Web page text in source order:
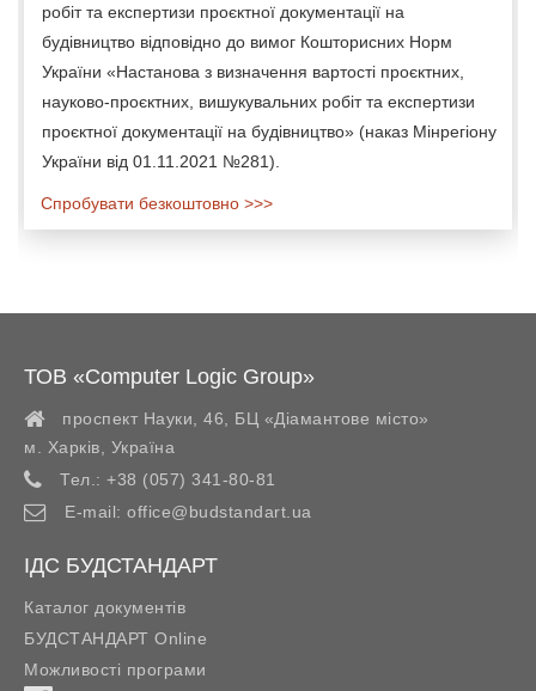
робіт та експертизи проєктної документації на
будівництво відповідно до вимог Кошторисних Норм
України «Настанова з визначення вартості проєктних,
науково-проєктних, вишукувальних робіт та експертизи
проєктної документації на будівництво» (наказ Мінрегіону
України від 01.11.2021 №281).
Спробувати безкоштовно >>>
ТОВ «Computer Logic Group»
проспект Науки, 46, БЦ «Діамантове місто»
м. Харків
Україна
Тел.: +38 (057) 341-80-81
E-mail: office@budstandart.ua
ІДС БУДСТАНДАРТ
Каталог документів
БУДСТАНДАРТ Online
Можливості програми